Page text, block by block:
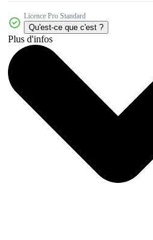
Licence Pro Standard
Qu'est-ce que c'est ?
Plus d'infos